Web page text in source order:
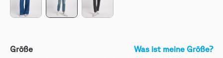
Größe Was ist meine Größe?